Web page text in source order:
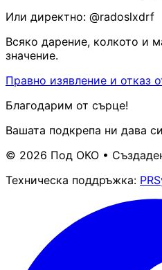
Или директно: @radoslxdrf
Всяко дарение, колкото и
значение.
Правно изявление и отказ
Благодарим от сърце!
Вашата подкрепа ни дава
© 2026 Под ОКО •
Техническа поддръжка: